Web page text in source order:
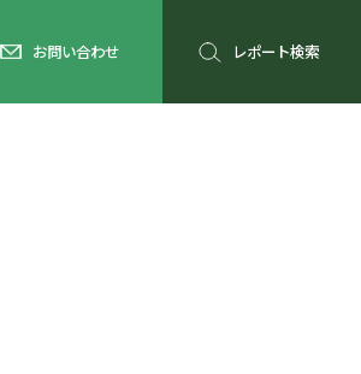
お問い合わせ レポート検索